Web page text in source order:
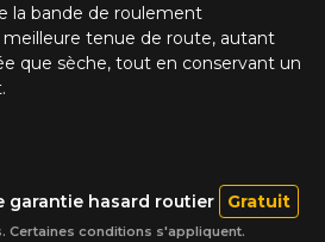
la bande de roulement
tenue de route, autant
que sèche, tout en conservant un
garantie hasard routier Gratuit
Certaines conditions s'appliquent.
aucun résultat ne
parfaitement à votre
n'est disponible en ligne
Nous aimerions vous
des options pour votre